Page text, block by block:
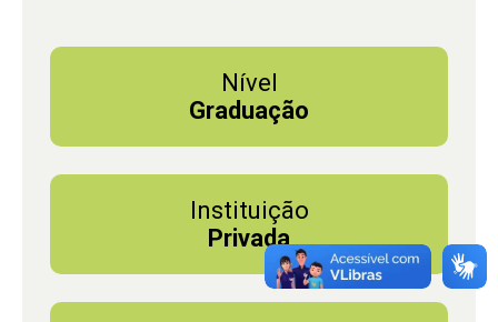
Nível
Graduação
Instituição
Privada